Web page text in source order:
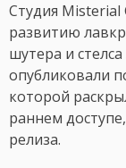
Студия Misterial
развитию
шутера и стелса
опубликовали
которой
раннем
релиза.